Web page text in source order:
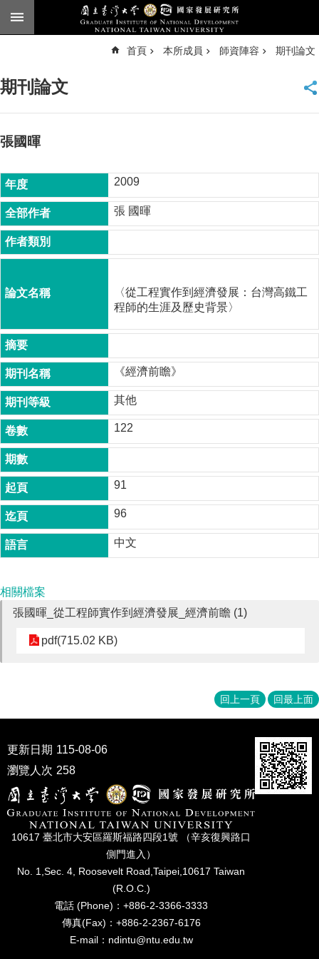
跳到主要內容區塊
臺
頁
公
告
本
所
簡
本
成
員
博
士
班
碩
士
班
在
職
專
班
學
研
期
口
試
專
區
所
首頁 本所成員 師資陣容 期刊論文
期刊論文
張國暉
2009
張 國暉
〈從工程實作到經濟發展：台灣高鐵工
程師的生涯及歷史背景〉
《經濟前瞻》
其他
122
91
96
中文
相關檔案
張國暉_從工程師實作到經濟發展_經濟前瞻 (1)
pdf(715.02 KB)
回上一頁 回最上面
更新日期 115-08-06
瀏覽人次 258
10617 臺北市⼤安區羅斯福路四段1號 （辛亥復興路⼝
側⾨進入）
No. 1,Sec. 4, Roosevelt Road,Taipei,10617 Taiwan
(R.O.C.)
電話 (Phone)：+886-2-3366-3333
傳真(Fax)：+886-2-2367-6176
E-mail：ndintu@ntu.edu.tw